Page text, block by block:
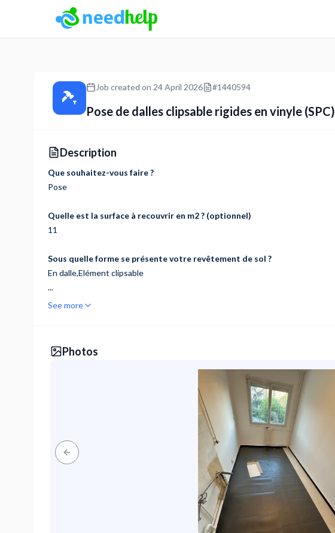
Job created on 24 April 2026 #1440594
Pose de dalles clipsable rigides en vinyle (SPC)
Description
Que souhaitez-vous faire ?
Pose
Quelle est la surface à recouvrir en m2 ? (optionnel)
11
Sous quelle forme se présente votre revêtement de sol ?
En dalle,Elément clipsable
...
See more
Photos
Previous slide
NeedHelp: tradespeople booking platform